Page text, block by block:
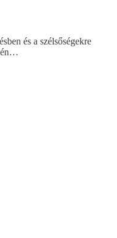
és a szélsőségekre